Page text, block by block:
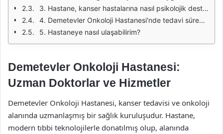
3. Hastane, kanser hastalarına nasıl psikolojik destek sağlamaktadır?
4. Demetevler Onkoloji Hastanesi'nde tedavi süreçleri nasıl planlanmaktadır?
5. Hastaneye nasıl ulaşabilirim?
Demetevler Onkoloji Hastanesi:
Uzman Doktorlar ve Hizmetler
Demetevler Onkoloji Hastanesi, kanser tedavisi ve onkoloji
alanında uzmanlaşmış bir sağlık kuruluşudur. Hastane,
modern tıbbi teknolojilerle donatılmış olup, alanında